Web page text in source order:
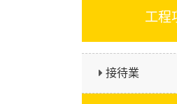
工程
接待業